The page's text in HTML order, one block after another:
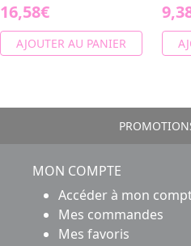
16,58€
AJOUTER AU PANIER
MON COMPTE
Accéder à mon
Mes commandes
Mes favoris